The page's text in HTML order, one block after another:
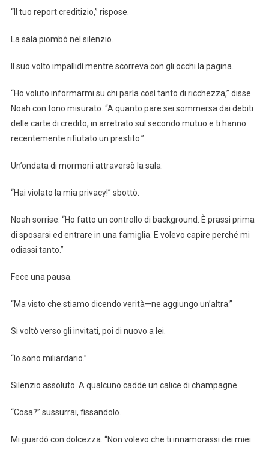
“Il tuo report creditizio,” rispose.
La sala piombò nel silenzio.
Il suo volto impallidì mentre scorreva con gli occhi la pagina.
“Ho voluto informarmi su chi parla così tanto di ricchezza,” disse
Noah con tono misurato. “A quanto pare sei sommersa dai debiti
delle carte di credito, in arretrato sul secondo mutuo e ti hanno
recentemente rifiutato un prestito.”
Un’ondata di mormorii attraversò la sala.
“Hai violato la mia privacy!” sbottò.
Noah sorrise. “Ho fatto un controllo di background. È prassi prima
di sposarsi ed entrare in una famiglia. E volevo capire perché mi
odiassi tanto.”
Fece una pausa.
“Ma visto che stiamo dicendo verità—ne aggiungo un’altra.”
Si voltò verso gli invitati, poi di nuovo a lei.
“Io sono miliardario.”
Silenzio assoluto. A qualcuno cadde un calice di champagne.
“Cosa?” sussurrai, fissandolo.
Mi guardò con dolcezza. “Non volevo che ti innamorassi dei miei